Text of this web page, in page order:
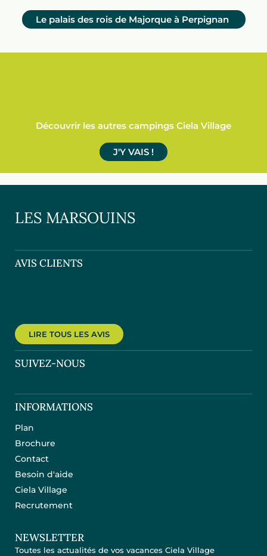
Le palais des rois de Majorque à Perpignan
Découvrir les autres campings Ciela Village
J'Y VAIS !
LES MARSOUINS
AVIS CLIENTS
LIRE TOUS LES AVIS
SUIVEZ-NOUS
INFORMATIONS
Plan
Brochure
Contact
Besoin d'aide
Ciela Village
Recrutement
NEWSLETTER
Toutes les actualités de vos vacances Ciela Village